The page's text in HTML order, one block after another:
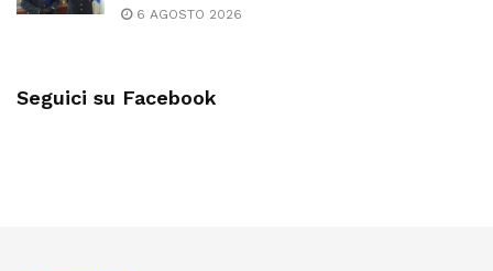
6 AGOSTO 2026
Seguici su Facebook